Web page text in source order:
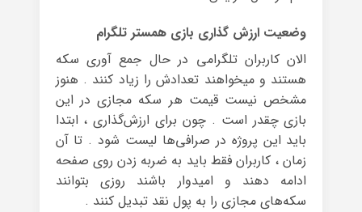
وضعیت ارزش گذاری بازی همستر تلگرام
الان کاربران تلگرامی در حال جمع آوری سکه
هستند و میخواهند تعدادش را زیاد کنند . هنوز
مشخص نیست قیمت هر سکه مجازی در این
بازی چقدر است . چون برای ارزش‌گذاری ، ابتدا
باید این پروژه در صرافی‌ها لیست شود . تا آن
زمان ، کاربران فقط باید به ضربه زدن روی صفحه
ادامه دهند و امیدوار باشند روزی بتوانند
سکه‌های مجازی را به پول نقد تبدیل کنند .